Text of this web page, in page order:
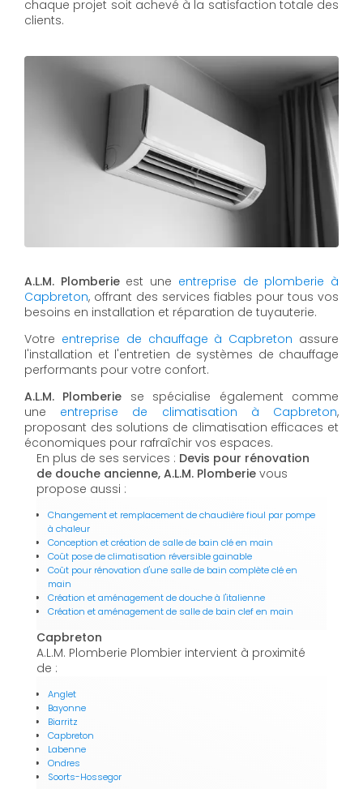
chaque projet soit achevé à la satisfaction totale des
clients.
A.L.M. Plomberieest une entreprise de plomberie à
Capbreton, offrant des services fiables pour tous vos
besoins en installation et réparation de tuyauterie.
Votre entreprise de chauffage à Capbreton assure
l'installation et l'entretien de systèmes de chauffage
performants pour votre confort.
A.L.M. Plomberie se spécialise également comme
une entreprise de climatisation à Capbreton,
proposant des solutions de climatisation efficaces et
économiques pour rafraîchir vos espaces.
En plus de ses services : Devis pour rénovation
de douche ancienne, A.L.M. Plomberie vous
propose aussi :
Changement et remplacement de chaudière fioul par pompe
à chaleur
Conception et création de salle de bain clé en main
Coût pose de climatisation réversible gainable
Coût pour rénovation d'une salle de bain complète clé en
main
Création et aménagement de douche à l'italienne
Création et aménagement de salle de bain clef en main
Capbreton
A.L.M. Plomberie Plombier intervient à proximité
de :
Anglet
Bayonne
Biarritz
Capbreton
Labenne
Ondres
Soorts-Hossegor